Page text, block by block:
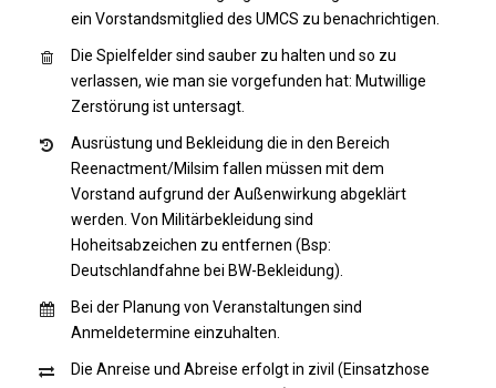
ein Vorstandsmitglied des UMCS zu benachrichtigen.
Die Spielfelder sind sauber zu halten und so zu
verlassen, wie man sie vorgefunden hat: Mutwillige
Zerstörung ist untersagt.
Ausrüstung und Bekleidung die in den Bereich
Reenactment/Milsim fallen müssen mit dem
Vorstand aufgrund der Außenwirkung abgeklärt
werden. Von Militärbekleidung sind
Hoheitsabzeichen zu entfernen (Bsp:
Deutschlandfahne bei BW-Bekleidung).
Bei der Planung von Veranstaltungen sind
Anmeldetermine einzuhalten.
Die Anreise und Abreise erfolgt in zivil (Einsatzhose